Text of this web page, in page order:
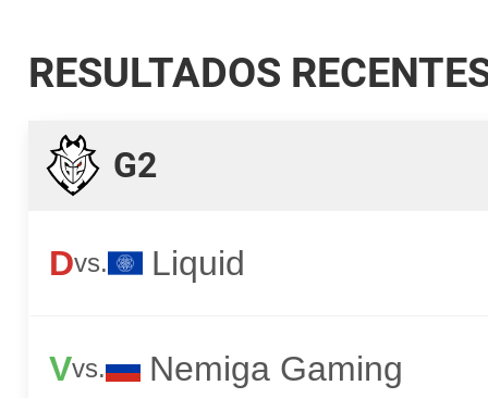
RESULTADOS
G2
Dvs. Liquid
Vvs. Nemiga Gaming